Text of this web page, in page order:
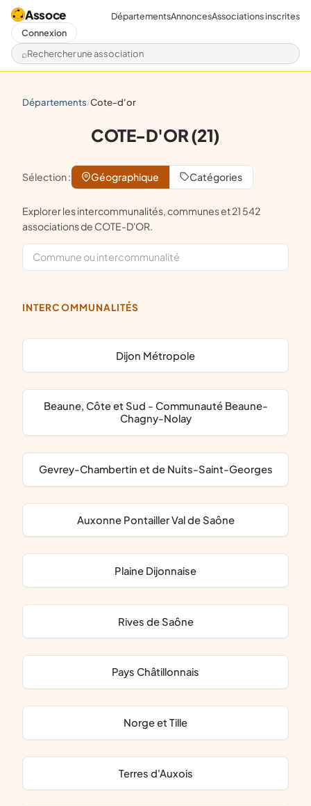
Assoce
Rechercher une association
DépartementsAnnoncesAssociations inscrites
Connexion
départements/ cote-d'or
COTE-D'OR (21)
Sélection : Géographique Catégories
Explorer les intercommunalités, communes et 21 542
associations de COTE-D'OR.
INTERCOMMUNALITÉS
Dijon Métropole
Beaune, Côte et Sud - Communauté Beaune-
Chagny-Nolay
Gevrey-Chambertin et de Nuits-Saint-Georges
Auxonne Pontailler Val de Saône
Plaine Dijonnaise
Rives de Saône
Pays Châtillonnais
Norge et Tille
Terres d'Auxois